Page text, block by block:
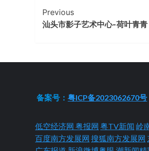
Continue
Reading
Previous
汕头市影子艺术中心-荷叶青青
备案号：粤ICP备2023062670号
低空经济网 粤报网 粤TV新闻 岭
百度南方发展网 搜狐南方发展网